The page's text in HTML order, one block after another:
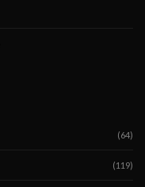
(64)
(119)